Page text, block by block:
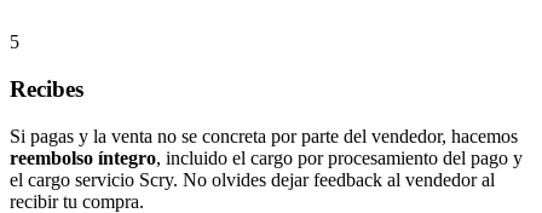
5
Recibes
Si pagas y la venta no se concreta por parte del vendedor, hacemos
reembolso íntegro, incluido el cargo por procesamiento del pago y
el cargo servicio Scry. No olvides dejar feedback al vendedor al
recibir tu compra.